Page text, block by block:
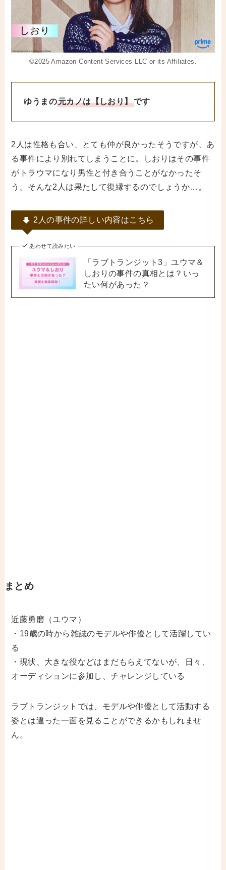
©2025 Amazon Content Services LLC or its Affiliates.
ゆうまの元カノは【しおり】です
2人は性格も合い、とても仲が良かったそうですが、あ
る事件により別れてしまうことに。しおりはその事件
がトラウマになり男性と付き合うことがなかったそ
う。そんな2人は果たして復縁するのでしょうか…。
2人の事件の詳しい内容はこちら
あわせて読みたい
「ラブトランジット3」ユウマ＆
しおりの事件の真相とは？いっ
たい何があった？
まとめ
近藤勇磨（ユウマ）
・19歳の時から雑誌のモデルや俳優として活躍してい
る
・現状、大きな役などはまだもらえてないが、日々、
オーディションに参加し、チャレンジしている
ラブトランジットでは、モデルや俳優として活動する
姿とは違った一面を見ることができるかもしれませ
ん。